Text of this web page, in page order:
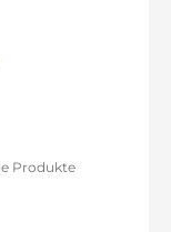
Produkte